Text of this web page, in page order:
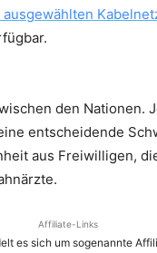
den Nationen.
entscheidende
aus Freiwilligen,
Affiliate-Links
es sich um sogenannte